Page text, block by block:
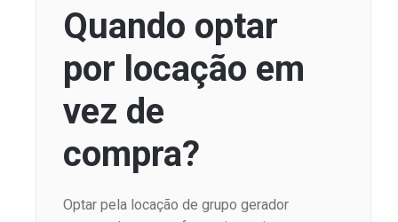
Quando optar
por locação em
vez de
compra?
Optar pela locação de grupo gerador